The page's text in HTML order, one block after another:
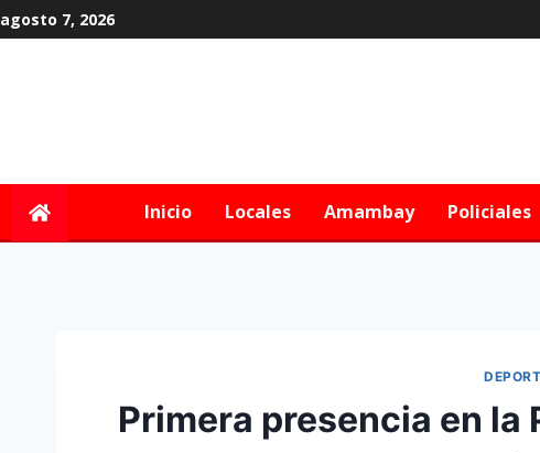
agosto 7, 2026
Inicio Locales Amambay Policiales
Primera presencia en la